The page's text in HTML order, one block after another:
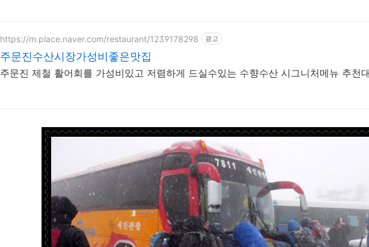
https://m.place.naver.com/restaurant/1239178298 광고
주문진수산시장가성비좋은맛집
주문진 제철 활어회를 가성비있고 저렴하게 드실수있는 수향수산 시그니처메뉴 추천